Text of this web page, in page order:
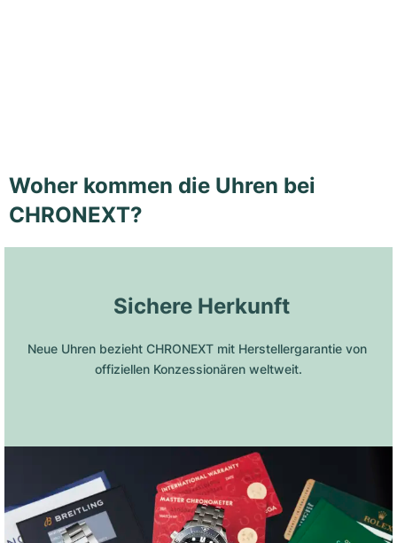
Woher kommen die Uhren bei
CHRONEXT?
Sichere Herkunft
Neue Uhren bezieht CHRONEXT mit Herstellergarantie von
offiziellen Konzessionären weltweit.